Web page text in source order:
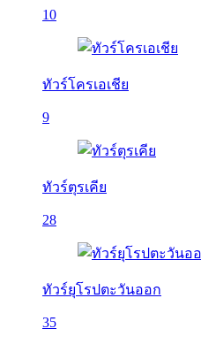
10
ทัวร์โครเอเชีย
9
ทัวร์ตุรเคีย
28
ทัวร์ยุโรปตะวันออก
35